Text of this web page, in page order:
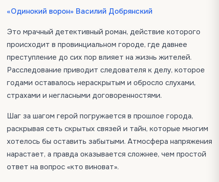
«Одинокий ворон» Василий Добрянский
Это мрачный детективный роман, действие которого
происходит в провинциальном городе, где давнее
преступление до сих пор влияет на жизнь жителей.
Расследование приводит следователя к делу, которое
годами оставалось нераскрытым и обросло слухами,
страхами и негласными договоренностями.
Шаг за шагом герой погружается в прошлое города,
раскрывая сеть скрытых связей и тайн, которые многим
хотелось бы оставить забытыми. Атмосфера напряжения
нарастает, а правда оказывается сложнее, чем простой
ответ на вопрос «кто виноват».